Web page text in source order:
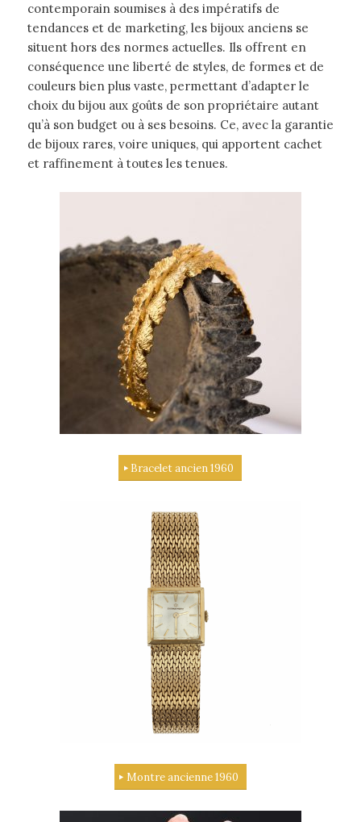
contemporain soumises à des impératifs de
tendances et de marketing, les bijoux anciens se
situent hors des normes actuelles. Ils offrent en
conséquence une liberté de styles, de formes et de
couleurs bien plus vaste, permettant d’adapter le
choix du bijou aux goûts de son propriétaire autant
qu’à son budget ou à ses besoins. Ce, avec la garantie
de bijoux rares, voire uniques, qui apportent cachet
et raffinement à toutes les tenues.
Bracelet ancien 1960
Montre ancienne 1960